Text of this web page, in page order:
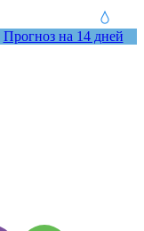
Прогноз на 14 дней